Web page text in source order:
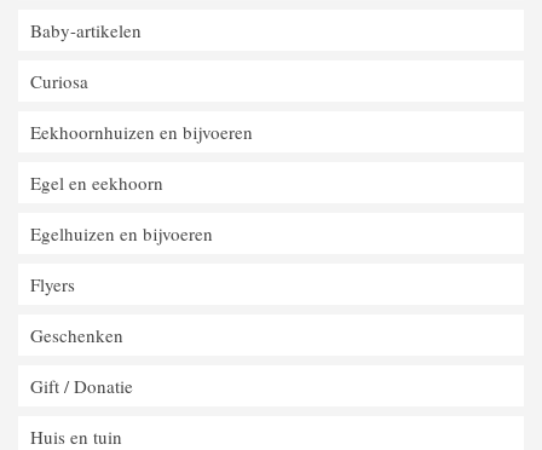
Baby-artikelen
Curiosa
Eekhoornhuizen en bijvoeren
Egel en eekhoorn
Egelhuizen en bijvoeren
Flyers
Geschenken
Gift / Donatie
Huis en tuin